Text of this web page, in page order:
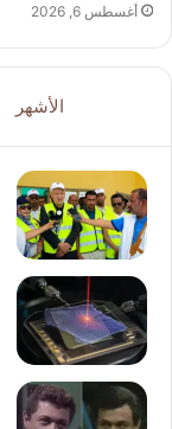
أغسطس 6, 2026
الأشهر